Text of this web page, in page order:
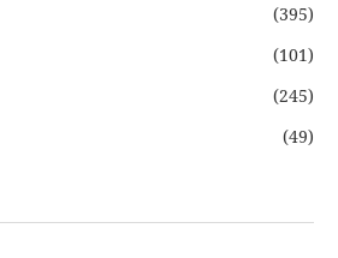
(395)
(101)
(245)
(49)